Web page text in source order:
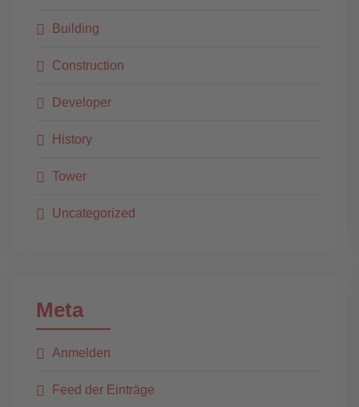
Building
Construction
Developer
History
Tower
Uncategorized
Meta
Anmelden
Feed der Einträge